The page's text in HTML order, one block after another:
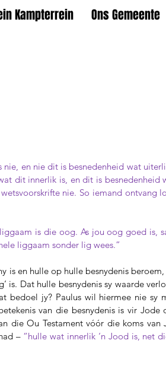
Kampterrein Ons Gemeente
en nie dit is besnedenheid wat
dit innerlik is, en dit is besnedenheid
nie. So iemand ontvang
is die oog. As jou oog goed is,
liggaam sonder lig wees.”
is en hulle op hulle besnydenis
is. Dat hulle besnydenis sy waarde
bedoel jy? Paulus wil hiermee nie sy
van die besnydenis is vir Jode
die Ou Testament vóór die koms van
– “hulle wat innerlik ‘n Jood is, net